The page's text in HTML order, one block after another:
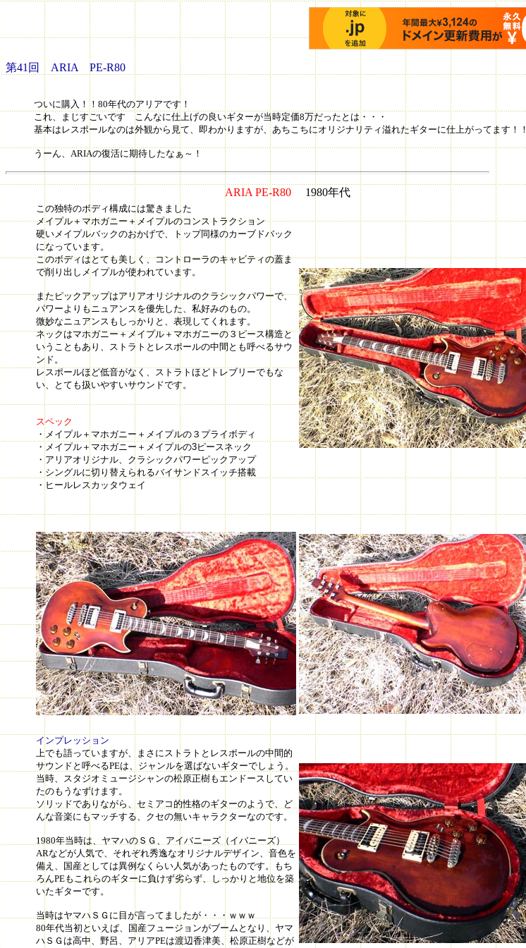
第41回 ARIA PE-R80
ついに購入！！80年代のアリアです！
これ、まじすごいです こんなに仕上げの良いギターが当時定価8万だったとは・・・
基本はレスポールなのは外観から見て、即わかりますが、あちこちにオリジナリティ溢れたギターに仕上がってます！！
うーん、ARIAの復活に期待したなぁ～！
ARIA PE-R80 1980年代
この独特のボディ構成には驚きました
メイプル＋マホガニー＋メイプルのコンストラクション
硬いメイプルバックのおかげで、トップ同様のカーブドバック
になっています。
このボディはとても美しく、コントローラのキャビティの蓋ま
で削り出しメイプルが使われています。
またピックアップはアリアオリジナルのクラシックパワーで、
パワーよりもニュアンスを優先した、私好みのもの。
微妙なニュアンスもしっかりと、表現してくれます。
ネックはマホガニー＋メイプル＋マホガニーの３ピース構造と
いうこともあり、ストラトとレスポールの中間とも呼べるサウ
ンド。
レスポールほど低音がなく、ストラトほどトレブリーでもな
い、とても扱いやすいサウンドです。
スペック
・メイプル＋マホガニー＋メイプルの３プライボディ
・メイプル＋マホガニー＋メイプルの3ピースネック
・アリアオリジナル、クラシックパワーピックアップ
・シングルに切り替えられるバイサンドスイッチ搭載
・ヒールレスカッタウェイ
インプレッション
上でも語っていますが、まさにストラトとレスポールの中間的
サウンドと呼べるPEは、ジャンルを選ばないギターでしょう。
当時、スタジオミュージシャンの松原正樹もエンドースしてい
たのもうなずけます。
ソリッドでありながら、セミアコ的性格のギターのようで、ど
んな音楽にもマッチする、クセの無いキャラクターなのです。
1980年当時は、ヤマハのＳＧ、アイバニーズ（イバニーズ）
ARなどが人気で、それぞれ秀逸なオリジナルデザイン、音色を
備え、国産としては異例なくらい人気があったものです。もち
ろんPEもこれらのギターに負けず劣らず、しっかりと地位を築
いたギターです。
当時はヤマハＳＧに目が言ってましたが・・・ｗｗｗ
80年代当初といえば、国産フュージョンがブームとなり、ヤマ
ハＳＧは高中、野呂、アリアPEは渡辺香津美、松原正樹などが